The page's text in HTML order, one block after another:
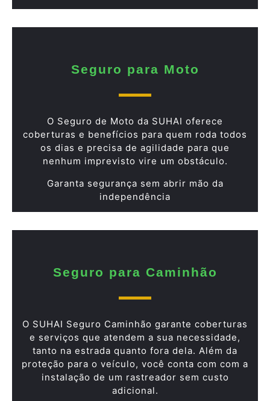
Seguro para Moto
O Seguro de Moto da SUHAI oferece
coberturas e benefícios para quem roda todos
os dias e precisa de agilidade para que
nenhum imprevisto vire um obstáculo.
Garanta segurança sem abrir mão da
independência
Seguro para Caminhão
O SUHAI Seguro Caminhão garante coberturas
e serviços que atendem a sua necessidade,
tanto na estrada quanto fora dela. Além da
proteção para o veículo, você conta com com a
instalação de um rastreador sem custo
adicional.